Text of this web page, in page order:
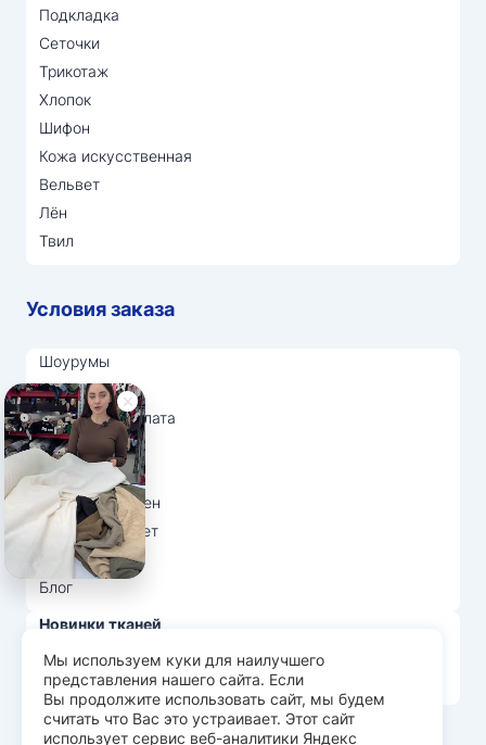
Подкладка
Сеточки
Трикотаж
Хлопок
Шифон
Кожа искусственная
Вельвет
Лён
Твил
Условия заказа
Шоурумы
Отзывы
Доставка и оплата
О нас
Вопрос-ответ
Возврат и обмен
Личный кабинет
Ткани оптом
Блог
Новинки тканей
Распродажа тканей
Лидеры продаж
Мы используем куки для наилучшего
представления нашего сайта. Если
Вы продолжите использовать сайт, мы будем
считать что Вас это устраивает. Этот сайт
использует сервис веб-аналитики Яндекс